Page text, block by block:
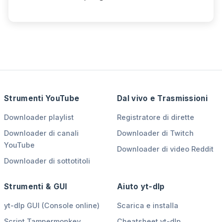
Strumenti YouTube
Downloader playlist
Downloader di canali
YouTube
Downloader di sottotitoli
Dal vivo e Trasmissioni
Registratore di dirette
Downloader di Twitch
Downloader di video Reddit
Strumenti & GUI
yt-dlp GUI (Console online)
Aiuto yt-dlp
Scarica e installa